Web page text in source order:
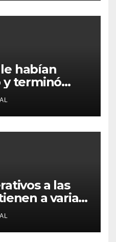
habían
y terminó
su hermano
a las
a varias